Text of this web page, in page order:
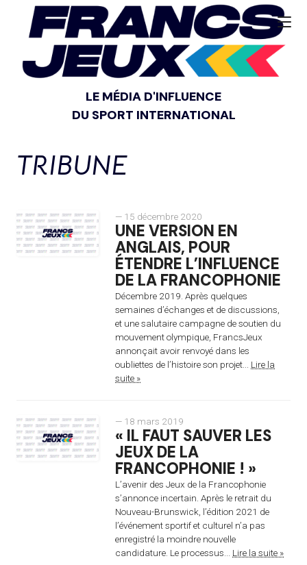
LE MÉDIA D'INFLUENCE
DU SPORT INTERNATIONAL
TRIBUNE
— 15 décembre 2020
UNE VERSION EN
ANGLAIS, POUR
ÉTENDRE L’INFLUENCE
DE LA FRANCOPHONIE
Décembre 2019. Après quelques
semaines d’échanges et de discussions,
et une salutaire campagne de soutien du
mouvement olympique, FrancsJeux
annonçait avoir renvoyé dans les
oubliettes de l’histoire son projet... Lire la
suite »
— 18 mars 2019
« IL FAUT SAUVER LES
JEUX DE LA
FRANCOPHONIE ! »
L’avenir des Jeux de la Francophonie
s’annonce incertain. Après le retrait du
Nouveau-Brunswick, l’édition 2021 de
l’événement sportif et culturel n’a pas
enregistré la moindre nouvelle
candidature. Le processus... Lire la suite »